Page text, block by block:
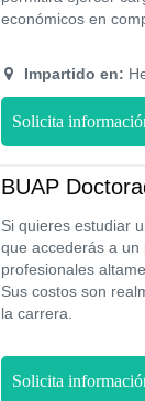
económicos en
Impartido en:
Solicita
BUAP
Si quieres estudiar
que accederás a
profesionales
Sus costos son
la carrera.
Solicita